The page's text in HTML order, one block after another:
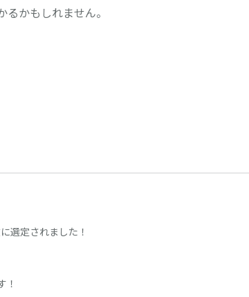
かもしれません。
選定されました！
！